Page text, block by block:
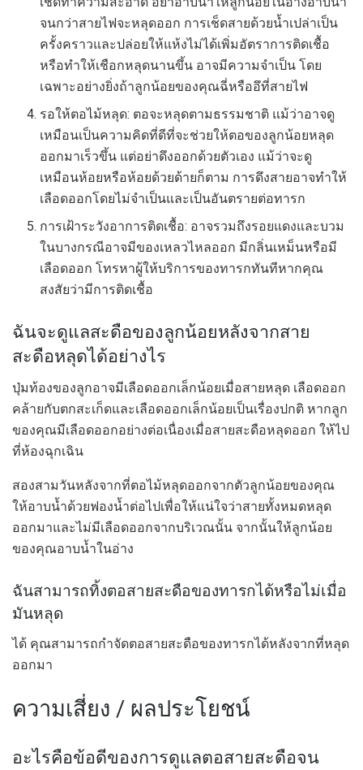
จนกว่าสายไฟจะหลุดออก การเช็ดสายด้วยน้ำเปล่าเป็น
ครั้งคราวและปล่อยให้แห้งไม่ได้เพิ่มอัตราการติดเชื้อ
หรือทำให้เชือกหลุดนานขึ้น อาจมีความจำเป็น โดย
เฉพาะอย่างยิ่งถ้าลูกน้อยของคุณฉี่หรืออึที่สายไฟ
รอให้ตอไม้หลุด: ตอจะหลุดตามธรรมชาติ แม้ว่าอาจดู
เหมือนเป็นความคิดที่ดีที่จะช่วยให้ตอของลูกน้อยหลุด
ออกมาเร็วขึ้น แต่อย่าดึงออกด้วยตัวเอง แม้ว่าจะดู
เหมือนห้อยหรือห้อยด้วยด้ายก็ตาม การดึงสายอาจทำให้
เลือดออกโดยไม่จำเป็นและเป็นอันตรายต่อทารก
การเฝ้าระวังอาการติดเชื้อ: อาจรวมถึงรอยแดงและบวม
ในบางกรณีอาจมีของเหลวไหลออก มีกลิ่นเหม็นหรือมี
เลือดออก โทรหาผู้ให้บริการของทารกทันทีหากคุณ
สงสัยว่ามีการติดเชื้อ
ฉันจะดูแลสะดือของลูกน้อยหลังจากสาย
สะดือหลุดได้อย่างไร
ปุ่มท้องของลูกอาจมีเลือดออกเล็กน้อยเมื่อสายหลุด เลือดออก
คล้ายกับตกสะเก็ดและเลือดออกเล็กน้อยเป็นเรื่องปกติ หากลูก
ของคุณมีเลือดออกอย่างต่อเนื่องเมื่อสายสะดือหลุดออก ให้ไป
ที่ห้องฉุกเฉิน
สองสามวันหลังจากที่ตอไม้หลุดออกจากตัวลูกน้อยของคุณ
ให้อาบน้ำด้วยฟองน้ำต่อไปเพื่อให้แน่ใจว่าสายทั้งหมดหลุด
ออกมาและไม่มีเลือดออกจากบริเวณนั้น จากนั้นให้ลูกน้อย
ของคุณอาบน้ำในอ่าง
ฉันสามารถทิ้งตอสายสะดือของทารกได้หรือไม่เมื่อ
มันหลุด
ได้ คุณสามารถกำจัดตอสายสะดือของทารกได้หลังจากที่หลุด
ออกมา
ความเสี่ยง / ผลประโยชน์
อะไรคือข้อดีของการดูแลตอสายสะดือจน